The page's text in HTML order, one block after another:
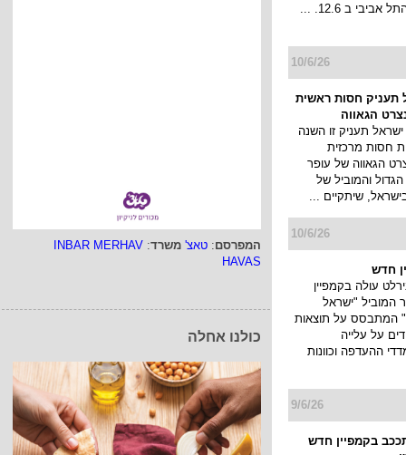
המפרסם: טאצ' משרד:
INBAR MERHAV
HAVAS
כולנו אחלה
ב 12.6. ...
10/6/26
תעניק חסות ראשית
הגאווה
תעניק זו השנה
חסות מרכזית
הגאווה של עופר
הגדול והמוביל של
שיתקיים ...
10/6/26
חדש
עולה בקמפיין
"ישראל
המתבסס על תוצאות
על עלייה
ההעדפה וכוונות
9/6/26
בקמפיין חדש